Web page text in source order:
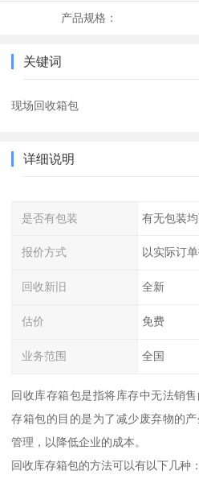
产品规格：
关键词
现场回收箱包
详细说明
是否有包装 有无包装
报价方式 以实际订
回收新旧 全新
估价 免费
业务范围 全国
回收库存箱包是指将库存中无法销
存箱包的目的是为了减少废弃物的
管理，以降低企业的成本。
回收库存箱包的方法可以有以下几种：